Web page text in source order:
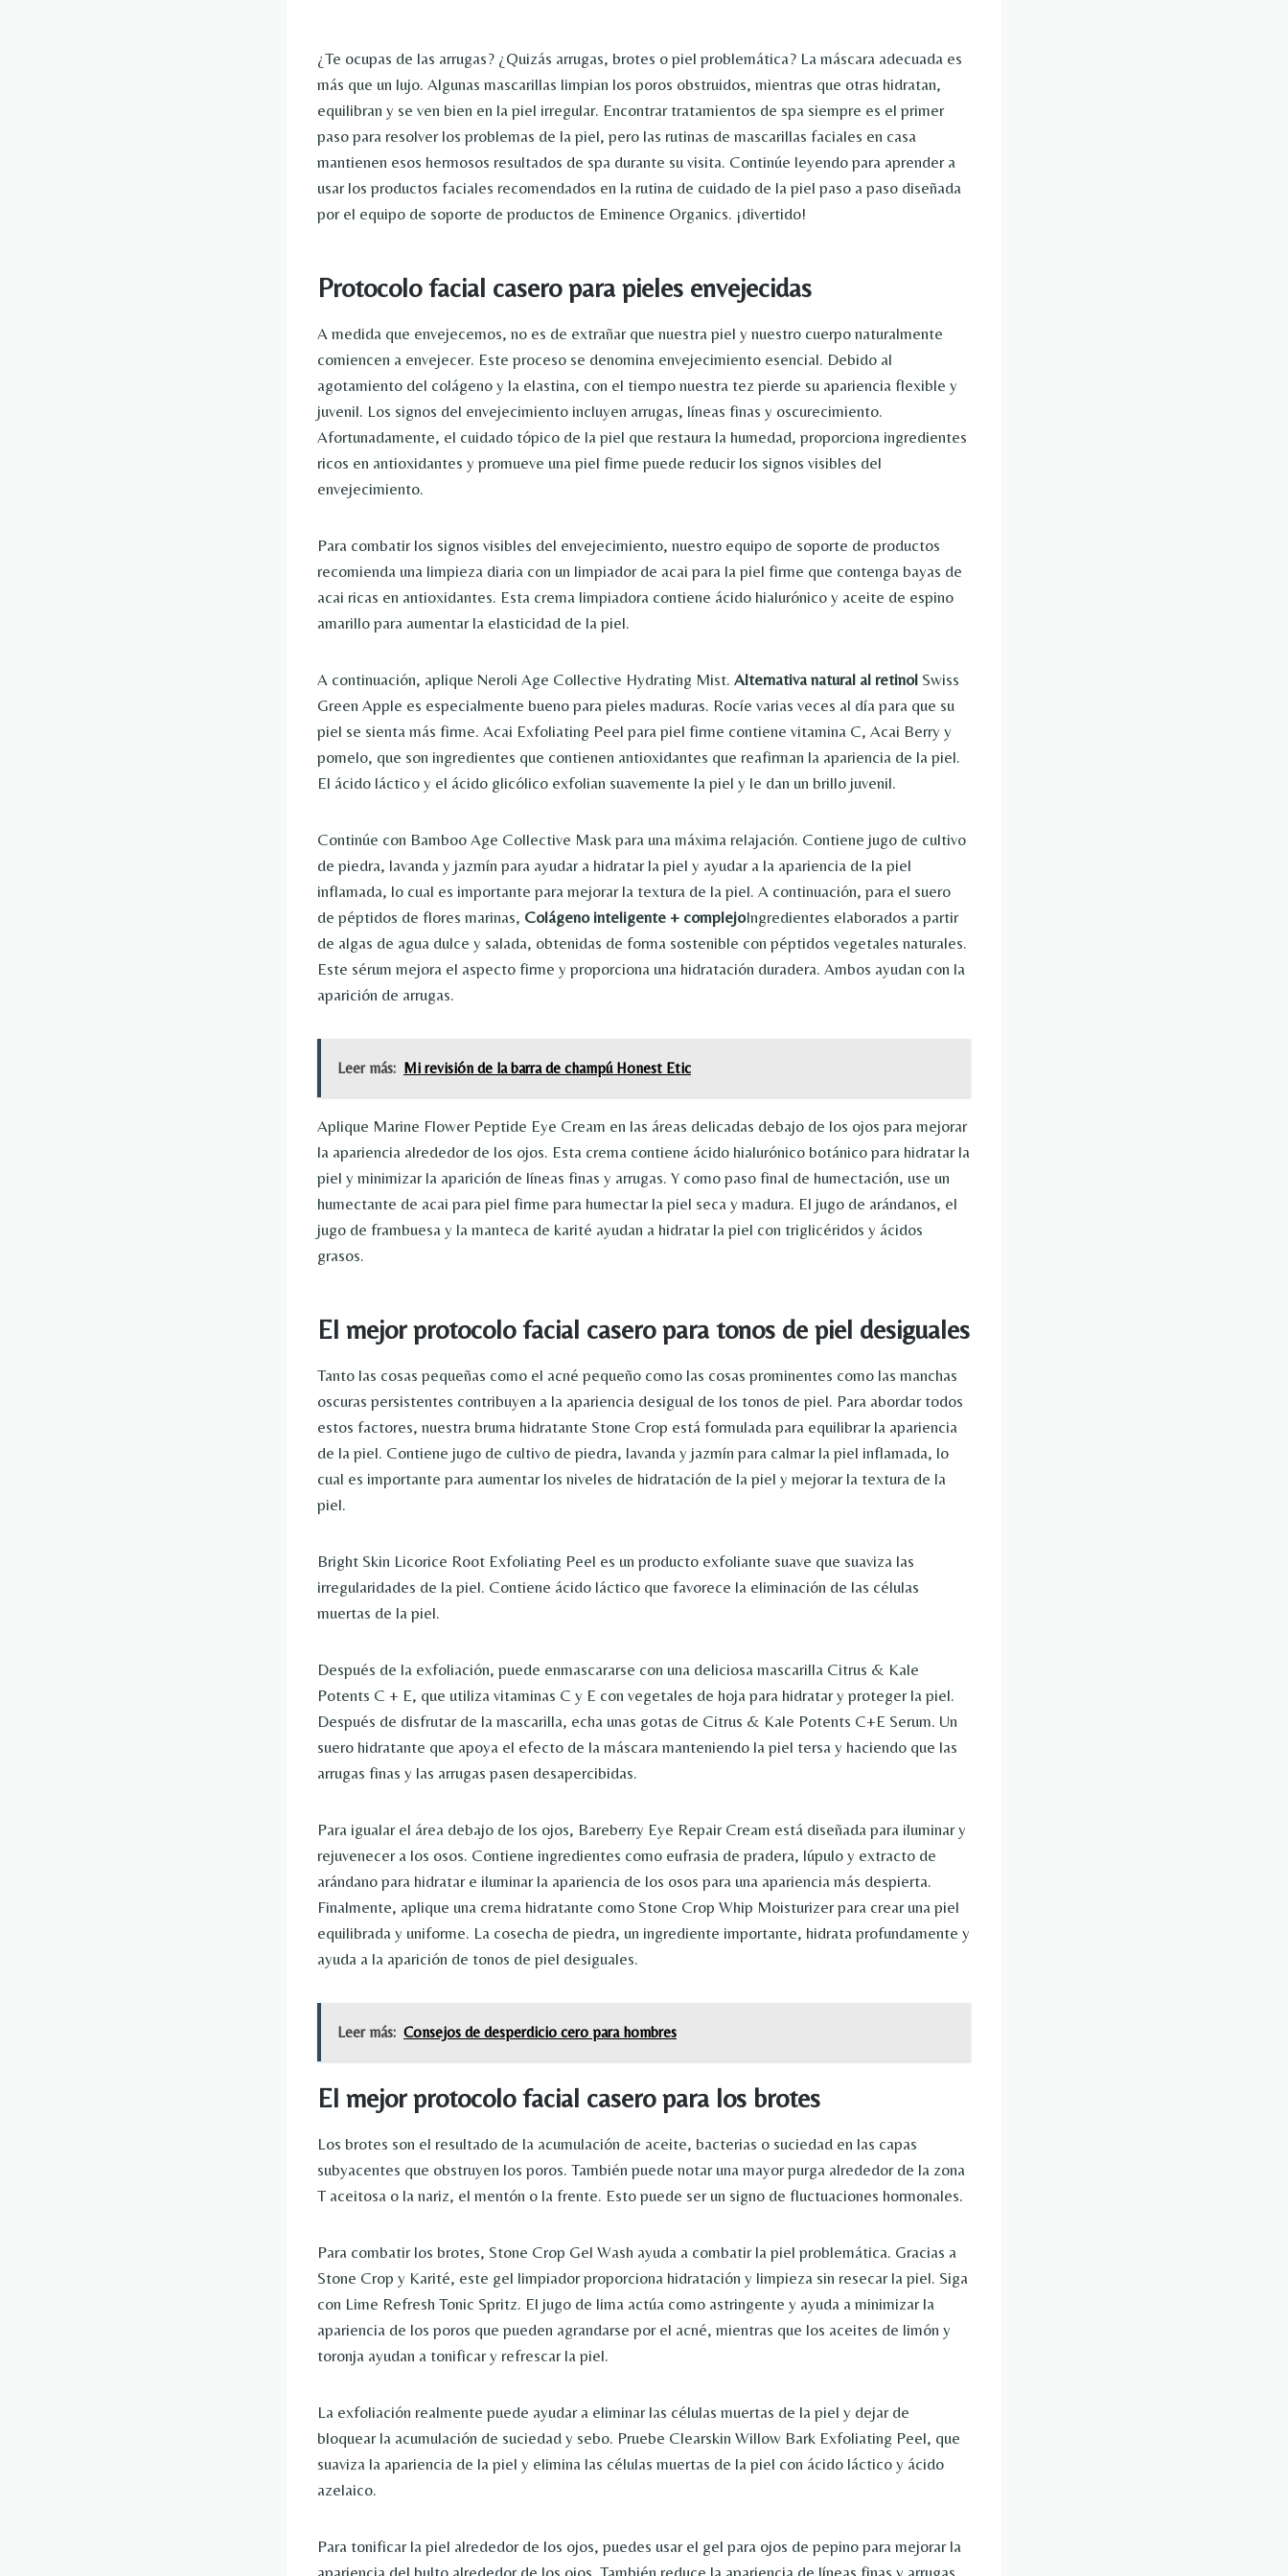
¿Te ocupas de las arrugas? ¿Quizás arrugas, brotes o piel problemática? La máscara adecuada es
más que un lujo. Algunas mascarillas limpian los poros obstruidos, mientras que otras hidratan,
equilibran y se ven bien en la piel irregular. Encontrar tratamientos de spa siempre es el primer
paso para resolver los problemas de la piel, pero las rutinas de mascarillas faciales en casa
mantienen esos hermosos resultados de spa durante su visita. Continúe leyendo para aprender a
usar los productos faciales recomendados en la rutina de cuidado de la piel paso a paso diseñada
por el equipo de soporte de productos de Eminence Organics. ¡divertido!
Protocolo facial casero para pieles envejecidas
A medida que envejecemos, no es de extrañar que nuestra piel y nuestro cuerpo naturalmente
comiencen a envejecer. Este proceso se denomina envejecimiento esencial. Debido al
agotamiento del colágeno y la elastina, con el tiempo nuestra tez pierde su apariencia flexible y
juvenil. Los signos del envejecimiento incluyen arrugas, líneas finas y oscurecimiento.
Afortunadamente, el cuidado tópico de la piel que restaura la humedad, proporciona ingredientes
ricos en antioxidantes y promueve una piel firme puede reducir los signos visibles del
envejecimiento.
Para combatir los signos visibles del envejecimiento, nuestro equipo de soporte de productos
recomienda una limpieza diaria con un limpiador de acai para la piel firme que contenga bayas de
acai ricas en antioxidantes. Esta crema limpiadora contiene ácido hialurónico y aceite de espino
amarillo para aumentar la elasticidad de la piel.
A continuación, aplique Neroli Age Collective Hydrating Mist. Alternativa natural al retinol Swiss
Green Apple es especialmente bueno para pieles maduras. Rocíe varias veces al día para que su
piel se sienta más firme. Acai Exfoliating Peel para piel firme contiene vitamina C, Acai Berry y
pomelo, que son ingredientes que contienen antioxidantes que reafirman la apariencia de la piel.
El ácido láctico y el ácido glicólico exfolian suavemente la piel y le dan un brillo juvenil.
Continúe con Bamboo Age Collective Mask para una máxima relajación. Contiene jugo de cultivo
de piedra, lavanda y jazmín para ayudar a hidratar la piel y ayudar a la apariencia de la piel
inflamada, lo cual es importante para mejorar la textura de la piel. A continuación, para el suero
de péptidos de flores marinas, Colágeno inteligente + complejoIngredientes elaborados a partir
de algas de agua dulce y salada, obtenidas de forma sostenible con péptidos vegetales naturales.
Este sérum mejora el aspecto firme y proporciona una hidratación duradera. Ambos ayudan con la
aparición de arrugas.
Leer más: Mi revisión de la barra de champú Honest Etic
Aplique Marine Flower Peptide Eye Cream en las áreas delicadas debajo de los ojos para mejorar
la apariencia alrededor de los ojos. Esta crema contiene ácido hialurónico botánico para hidratar la
piel y minimizar la aparición de líneas finas y arrugas. Y como paso final de humectación, use un
humectante de acai para piel firme para humectar la piel seca y madura. El jugo de arándanos, el
jugo de frambuesa y la manteca de karité ayudan a hidratar la piel con triglicéridos y ácidos
grasos.
El mejor protocolo facial casero para tonos de piel desiguales
Tanto las cosas pequeñas como el acné pequeño como las cosas prominentes como las manchas
oscuras persistentes contribuyen a la apariencia desigual de los tonos de piel. Para abordar todos
estos factores, nuestra bruma hidratante Stone Crop está formulada para equilibrar la apariencia
de la piel. Contiene jugo de cultivo de piedra, lavanda y jazmín para calmar la piel inflamada, lo
cual es importante para aumentar los niveles de hidratación de la piel y mejorar la textura de la
piel.
Bright Skin Licorice Root Exfoliating Peel es un producto exfoliante suave que suaviza las
irregularidades de la piel. Contiene ácido láctico que favorece la eliminación de las células
muertas de la piel.
Después de la exfoliación, puede enmascararse con una deliciosa mascarilla Citrus & Kale
Potents C + E, que utiliza vitaminas C y E con vegetales de hoja para hidratar y proteger la piel.
Después de disfrutar de la mascarilla, echa unas gotas de Citrus & Kale Potents C+E Serum. Un
suero hidratante que apoya el efecto de la máscara manteniendo la piel tersa y haciendo que las
arrugas finas y las arrugas pasen desapercibidas.
Para igualar el área debajo de los ojos, Bareberry Eye Repair Cream está diseñada para iluminar y
rejuvenecer a los osos. Contiene ingredientes como eufrasia de pradera, lúpulo y extracto de
arándano para hidratar e iluminar la apariencia de los osos para una apariencia más despierta.
Finalmente, aplique una crema hidratante como Stone Crop Whip Moisturizer para crear una piel
equilibrada y uniforme. La cosecha de piedra, un ingrediente importante, hidrata profundamente y
ayuda a la aparición de tonos de piel desiguales.
Leer más: Consejos de desperdicio cero para hombres
El mejor protocolo facial casero para los brotes
Los brotes son el resultado de la acumulación de aceite, bacterias o suciedad en las capas
subyacentes que obstruyen los poros. También puede notar una mayor purga alrededor de la zona
T aceitosa o la nariz, el mentón o la frente. Esto puede ser un signo de fluctuaciones hormonales.
Para combatir los brotes, Stone Crop Gel Wash ayuda a combatir la piel problemática. Gracias a
Stone Crop y Karité, este gel limpiador proporciona hidratación y limpieza sin resecar la piel. Siga
con Lime Refresh Tonic Spritz. El jugo de lima actúa como astringente y ayuda a minimizar la
apariencia de los poros que pueden agrandarse por el acné, mientras que los aceites de limón y
toronja ayudan a tonificar y refrescar la piel.
La exfoliación realmente puede ayudar a eliminar las células muertas de la piel y dejar de
bloquear la acumulación de suciedad y sebo. Pruebe Clearskin Willow Bark Exfoliating Peel, que
suaviza la apariencia de la piel y elimina las células muertas de la piel con ácido láctico y ácido
azelaico.
Para tonificar la piel alrededor de los ojos, puedes usar el gel para ojos de pepino para mejorar la
apariencia del bulto alrededor de los ojos. También reduce la apariencia de líneas finas y arrugas.